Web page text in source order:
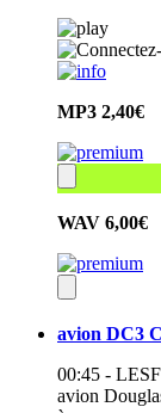
MP3 2,40€
WAV 6,00€
avion DC3
00:45 -
avion